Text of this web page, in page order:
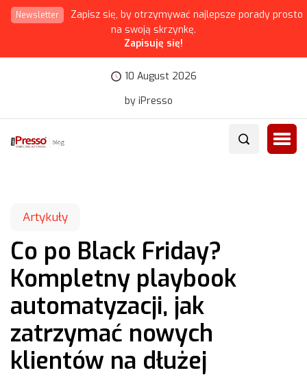
Newsletter
Zapisz się, by otrzymywać najlepsze porady prosto
na swoją skrzynkę.
Zapisuję się!
10 August 2026
by iPresso
Artykuły
Co po Black Friday?
Kompletny playbook
automatyzacji, jak
zatrzymać nowych
klientów na dłużej